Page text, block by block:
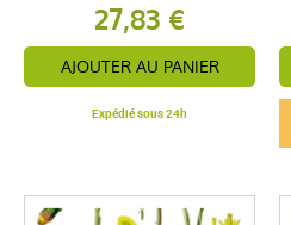
27,83 €
AJOUTER AU PANIER
Expédié sous 24h